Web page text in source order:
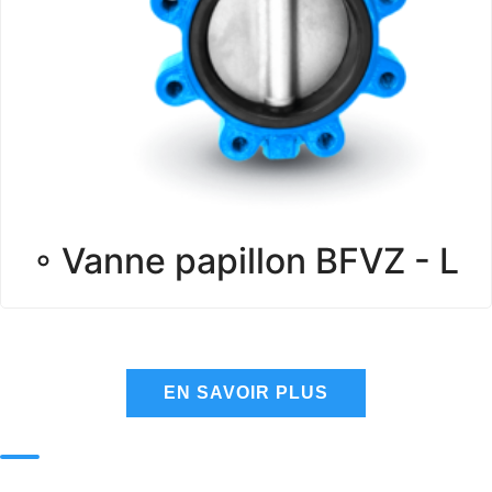
◦ Vanne papillon BFVZ - L
EN SAVOIR PLUS